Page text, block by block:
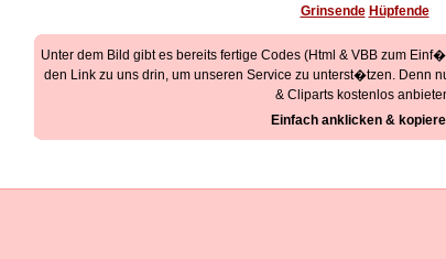
Grinsende Hüpfende
Unter dem Bild gibt es bereits fertige Codes (Html & VBB zum
den Link zu uns drin, um unseren Service zu unterst�tzen. Denn
& Cliparts kostenlos
Einfach anklicken &